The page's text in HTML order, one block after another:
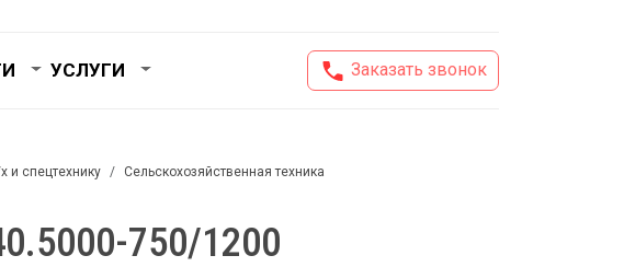
УСЛУГИ Заказать звонок
и спецтехнику
Сельскохозяйственная техника
750/1200